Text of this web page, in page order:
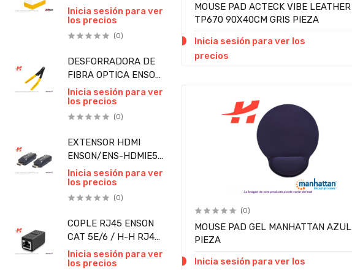
MTS/NEGRO/PFM920-
6U/DAHUA METROS
Inicia sesión para ver
los precios
(0)
DESFORRADORA DE
FIBRA OPTICA ENSON
3 POSICIONES PARA
CABLE DE FIBRA
PIEZA
Inicia sesión para ver
los precios
(0)
EXTENSOR HDMI
ENSON/ENS-HDMIE50
/50 MTS/FULL
HD/CABLE UTP/
CAT6/CAT6A/CAT7
Inicia sesión para ver
los precios
(0)
COPLE RJ45 ENSON
CAT 5E/6 / H-H RJ45
PARA UNIR DOS
SEGMENTOS DE
Inicia sesión para ver
los precios
MOUSE PAD ACTECK VIBE LEATHER
TP670 90X40CM GRIS PIEZA
Inicia sesión para ver los
precios
(0)
MOUSE PAD GEL MANHATTAN AZUL
PIEZA
Inicia sesión para ver los